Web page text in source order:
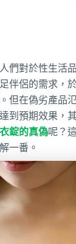
們對於性生活
伴侶的需求，
但在偽劣產品
到預期效果，
錠的真偽呢？
一番。